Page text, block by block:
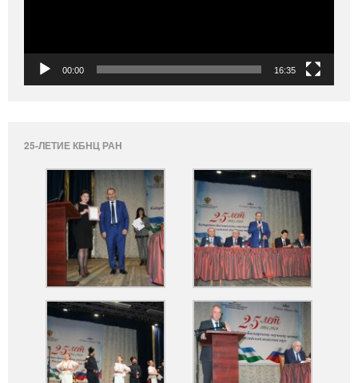
00:00 16:35
25-ЛЕТИЕ КБНЦ РАН